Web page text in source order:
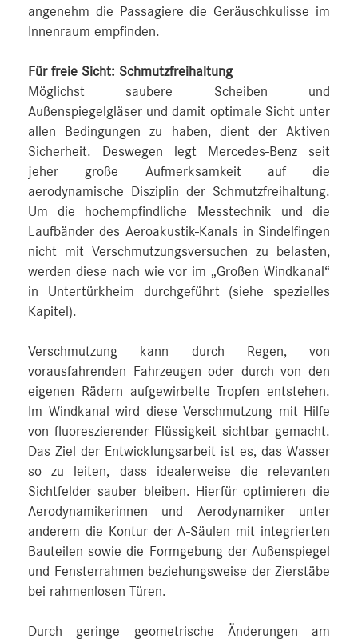
angenehm die Passagiere die Geräuschkulisse im
Innenraum empfinden.
Für freie Sicht: Schmutzfreihaltung
Möglichst saubere Scheiben und
Außenspiegelgläser und damit optimale Sicht unter
allen Bedingungen zu haben, dient der Aktiven
Sicherheit. Deswegen legt Mercedes-Benz seit
jeher große Aufmerksamkeit auf die
aerodynamische Disziplin der Schmutzfreihaltung.
Um die hochempfindliche Messtechnik und die
Laufbänder des Aeroakustik-Kanals in Sindelfingen
nicht mit Verschmutzungsversuchen zu belasten,
werden diese nach wie vor im „Großen Windkanal“
in Untertürkheim durchgeführt (siehe spezielles
Kapitel).
Verschmutzung kann durch Regen, von
vorausfahrenden Fahrzeugen oder durch von den
eigenen Rädern aufgewirbelte Tropfen entstehen.
Im Windkanal wird diese Verschmutzung mit Hilfe
von fluoreszierender Flüssigkeit sichtbar gemacht.
Das Ziel der Entwicklungsarbeit ist es, das Wasser
so zu leiten, dass idealerweise die relevanten
Sichtfelder sauber bleiben. Hierfür optimieren die
Aerodynamikerinnen und Aerodynamiker unter
anderem die Kontur der A-Säulen mit integrierten
Bauteilen sowie die Formgebung der Außenspiegel
und Fensterrahmen beziehungsweise der Zierstäbe
bei rahmenlosen Türen.
Durch geringe geometrische Änderungen am